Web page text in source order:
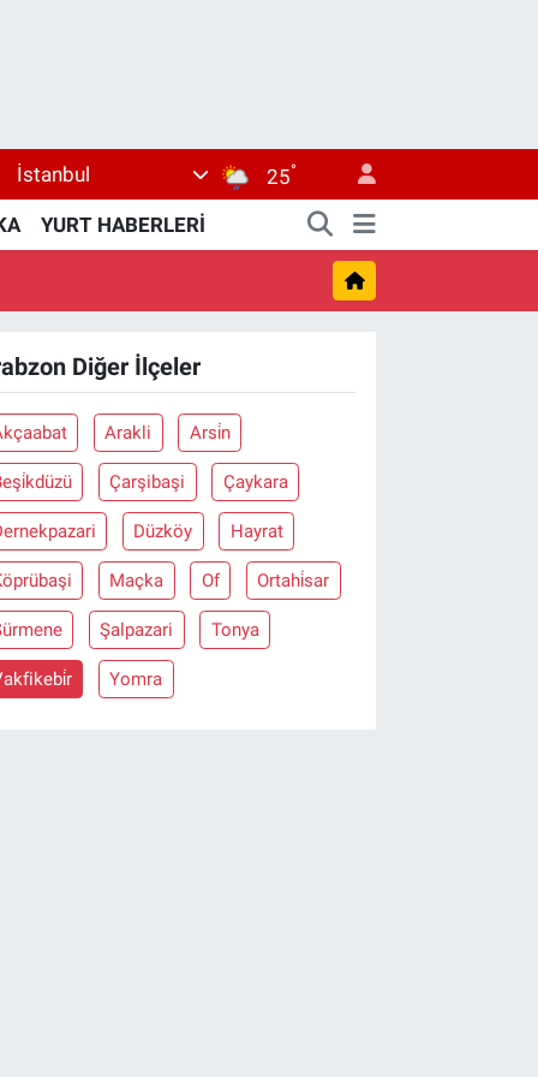
İstanbul 25°
YURT HABERLERİ
Diğer İlçeler
Arakli Arsi̇n
Çarşibaşi Çaykara
Düzköy Hayrat
Maçka Of Ortahi̇sar
Şalpazari Tonya
Yomra